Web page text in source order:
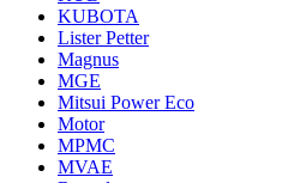
KUBOTA
Lister Petter
Magnus
MGE
Mitsui Power Eco
Motor
MPMC
MVAE